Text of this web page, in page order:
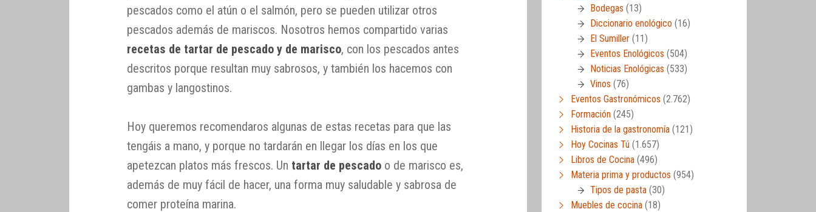
pescados como el atún o el salmón, pero se pueden utilizar otros
pescados además de mariscos. Nosotros hemos compartido varias
recetas de tartar de pescado y de marisco, con los pescados antes
descritos porque resultan muy sabrosos, y también los hacemos con
gambas y langostinos.
Hoy queremos recomendaros algunas de estas recetas para que las
tengáis a mano, y porque no tardarán en llegar los días en los que
apetezcan platos más frescos. Un tartar de pescado o de marisco es,
además de muy fácil de hacer, una forma muy saludable y sabrosa de
comer proteína marina.
Bodegas (13)
Diccionario enológico (16)
El Sumiller (11)
Eventos Enológicos (504)
Noticias Enológicas (533)
Vinos (76)
Eventos Gastronómicos (2.762)
Formación (245)
Historia de la gastronomía (121)
Hoy Cocinas Tú (1.657)
Libros de Cocina (496)
Materia prima y productos (954)
Tipos de pasta (30)
Muebles de cocina (18)